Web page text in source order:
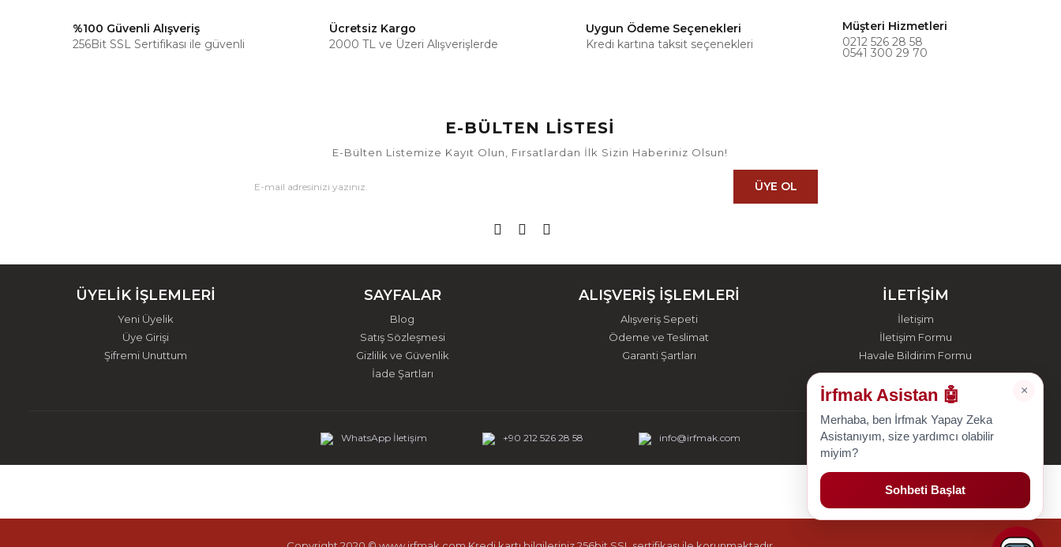
Bu ürüne ilk yorumu siz yapın!
%100 Güvenli Alışveriş
256Bit SSL Sertifikası ile güvenli
Ücretsiz Kargo
2000 TL ve Üzeri Alışverişlerde
Uygun Ödeme Seçenekleri
Kredi kartına taksit seçenekleri
Müşteri Hizmetleri
0212 526 28 58
0541 300 29 70
E-BÜLTEN LİSTESİ
E-Bülten Listemize Kayıt Olun, Fırsatlardan İlk Sizin Haberiniz Olsun!
ÜYE OL
ÜYELİK İŞLEMLERİ
Yeni Üyelik
Üye Girişi
Şifremi Unuttum
SAYFALAR
Blog
Satış Sözleşmesi
Gizlilik ve Güvenlik
İade Şartları
ALIŞVERİŞ İŞLEMLERİ
Alışveriş Sepeti
Ödeme ve Teslimat
Garanti Şartları
İLETİŞİM
İletişim
İletişim Formu
Havale Bildirim Formu
WhatsApp İletişim +90 212 526 28 58 info@irfmak.com
×
İrfmak Asistan 🤖
Merhaba, ben İrfmak Yapay Zeka
Asistanıyım, size yardımcı olabilir
miyim?
Sohbeti Başlat